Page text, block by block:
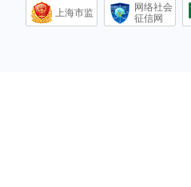
上海市监
网络社会
征信网